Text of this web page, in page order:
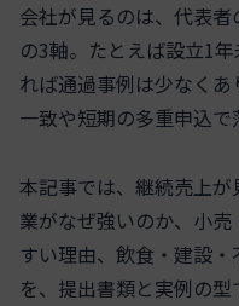
会社が見るのは、代表
の3軸。たとえば設立1
れば通過事例は少なく
一致や短期の多重申込で
本記事では、継続売上
業がなぜ強いのか、小
すい理由、飲食・建設
を、提出書類と実例の型